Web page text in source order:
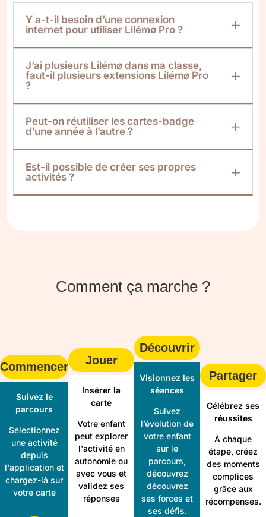
Y a-t-il besoin d’une connexion
internet pour utiliser Lilémø Pro ?
J’ai plusieurs Lilémø dans ma classe,
faut-il plusieurs extensions Lilémø Pro
?
Peut-on réutiliser les cartes-badge
d’une année à l’autre ?
Est-il possible de créer ses propres
activités ?
Comment ça marche ?
Commencer
Suivez le
parcours
Sélectionnez
une activité
depuis
l'application et
chargez-là sur
votre carte
Jouer
Insérer la
carte
Votre enfant
peut explorer
l'activité en
autonomie ou
avec vous et
validez ses
réponses
Découvrir
Visionnez les
séances
Suivez
l’évolution de
votre enfant
sur le
parcours,
découvrez
découvrez
ses forces et
ses défis.
Partager
Célébrez ses
réussites
À chaque
étape, créez
des moments
complices
grâce aux
récompenses.